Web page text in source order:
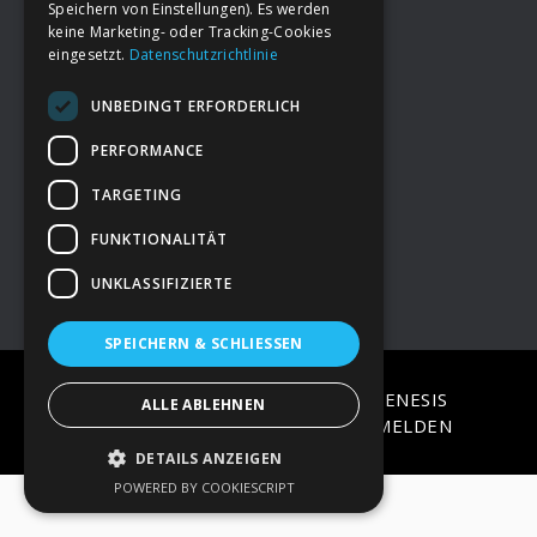
FooterDeine Spende
→ Impressum
→Kontakt zum PAO Team
COPYRIGHT © 2026 · ON
GENESIS
FRAMEWORK·WORDPRESS·ANMELDEN
Speichern von Einstellungen). Es werden
keine Marketing- oder Tracking-Cookies
eingesetzt. Datenschutzrichtlinie
UNBEDINGT ERFORDERLICH
PERFORMANCE
TARGETING
FUNKTIONALITÄT
UNKLASSIFIZIERTE
SPEICHERN & SCHLIESSEN
ALLE ABLEHNEN
DETAILS ANZEIGEN
POWERED BY COOKIESCRIPT